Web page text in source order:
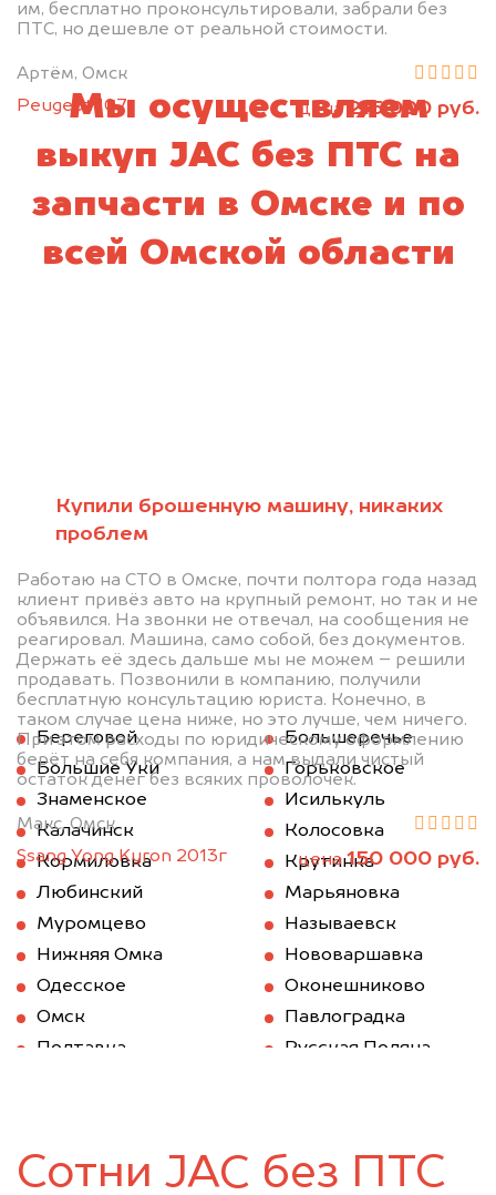
им, бесплатно проконсультировали, забрали без
ПТС, но дешевле от реальной стоимости.
Артём, Омск
Peugeot 107
цена 215 000 руб.
Купили брошенную машину, никаких
проблем
Работаю на СТО в Омске, почти полтора года назад
клиент привёз авто на крупный ремонт, но так и не
объявился. На звонки не отвечал, на сообщения не
реагировал. Машина, само собой, без документов.
Держать её здесь дальше мы не можем – решили
продавать. Позвонили в компанию, получили
бесплатную консультацию юриста. Конечно, в
таком случае цена ниже, но это лучше, чем ничего.
При этом расходы по юридическому оформлению
берёт на себя компания, а нам выдали чистый
остаток денег без всяких проволочек.
Макс, Омск
Ssang Yong Kyron 2013г
цена150 000 руб.
Мы осуществляем
выкуп JAC без ПТС на
запчасти в Омске и по
всей Омской области
Береговой
Большеречье
Большие Уки
Горьковское
Знаменское
Исилькуль
Калачинск
Колосовка
Кормиловка
Крутинка
Любинский
Марьяновка
Муромцево
Называевск
Нижняя Омка
Нововаршавка
Одесское
Оконешниково
Омск
Павлоградка
Полтавка
Русская Поляна
Усть-Ишим
Черлак
Сотни JAC без ПТС